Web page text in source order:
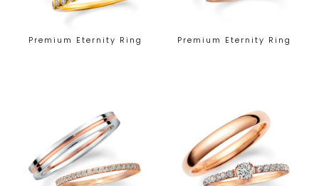
Premium Eternity Ring Premium Eternity Ring